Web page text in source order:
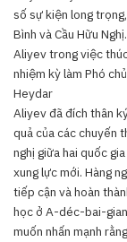
số sự kiện long
Bình và Cầu Hữu
Aliyev trong việc
nhiệm kỳ làm Phó
Heydar
Aliyev đã đích thân
quả của các chuyến
nghị giữa hai quốc
xung lực mới. Hàng
tiếp cận và hoàn
học ở A-déc-bai-
muốn nhấn mạnh